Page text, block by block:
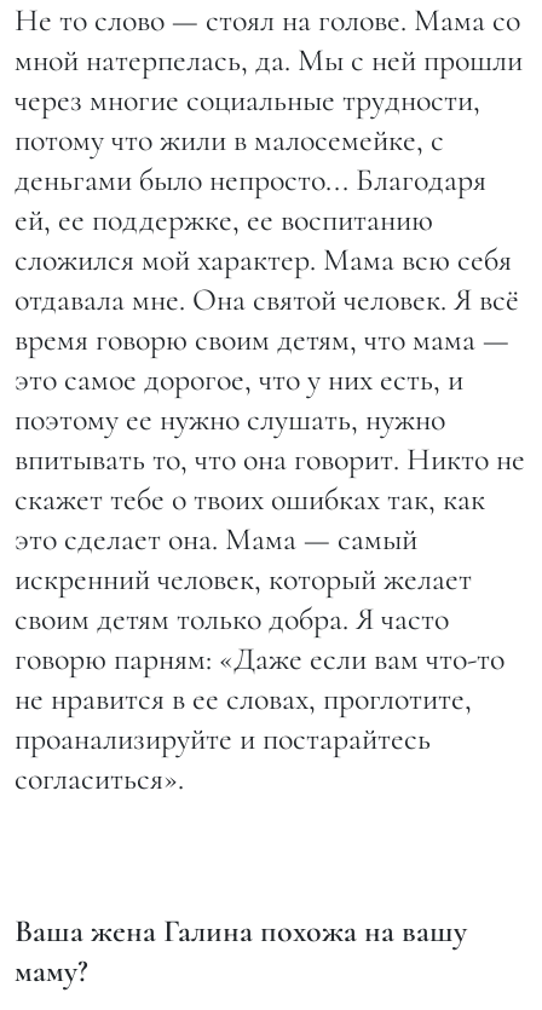
Не то слово — стоял на голове. Мама со
мной натерпелась, да. Мы с ней прошли
через многие социальные трудности,
потому что жили в малосемейке, с
деньгами было непросто... Благодаря
ей, ее поддержке, ее воспитанию
сложился мой характер. Мама всю себя
отдавала мне. Она святой человек. Я всё
время говорю своим детям, что мама —
это самое дорогое, что у них есть, и
поэтому ее нужно слушать, нужно
впитывать то, что она говорит. Никто не
скажет тебе о твоих ошибках так, как
это сделает она. Мама — самый
искренний человек, который желает
своим детям только добра. Я часто
говорю парням: «Даже если вам что-то
не нравится в ее словах, проглотите,
проанализируйте и постарайтесь
согласиться».
Ваша жена Галина похожа на вашу
маму?